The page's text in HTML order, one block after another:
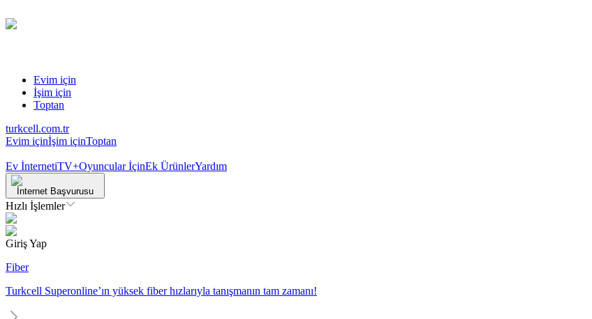
Evim için
İşim için
Toptan
turkcell.com.tr
Evim içinİşim içinToptan
Ev İnternetiTV+Oyuncular İçinEk ÜrünlerYardım
İnternet Başvurusu
Hızlı İşlemler
Giriş Yap
Fiber
Turkcell Superonline’ın yüksek fiber hızlarıyla tanışmanın tam zamanı!